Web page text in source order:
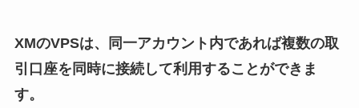
XMのVPSは、同一アカウント内であれば複数の取
引口座を同時に接続して利用することができま
す。